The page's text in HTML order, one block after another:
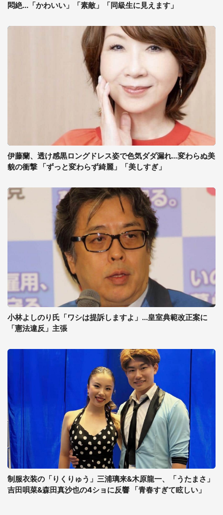
悶絶...「かわいい」「素敵」「同級生に見えます」
伊藤蘭、透け感黒ロングドレス姿で色気ダダ漏れ...変わらぬ美
貌の衝撃 「ずっと変わらず綺麗」「美しすぎ」
小林よしのり氏「ワシは提訴しますよ」...皇室典範改正案に
「憲法違反」主張
制服衣装の「りくりゅう」三浦璃来&木原龍一、「うたまさ」
吉田唄菜&森田真沙也の4ショに反響 「青春すぎて眩しい」